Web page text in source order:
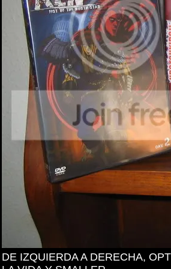
DE IZQUIERDA A DERECHA,